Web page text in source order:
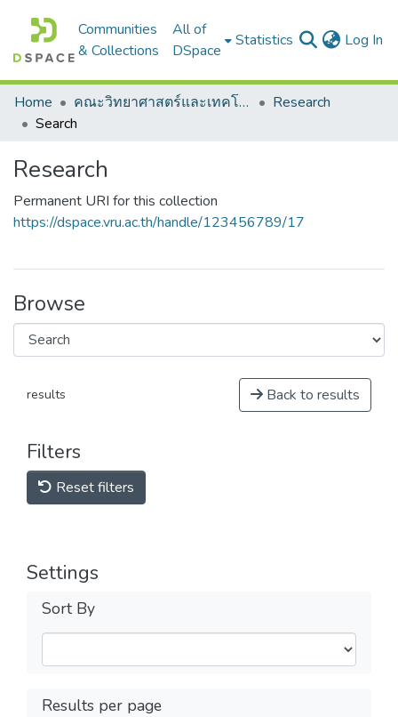
Communities
& Collections
All of
DSpace
Statistics Log In
Home คณะวิทยาศาสตร์และเทคโนโลยี
Research
Search
Research
Permanent URI for this collection
https://dspace.vru.ac.th/handle/123456789/17
Browse
results Back to results
Filters
Reset filters
Settings
Sort By
Results per page